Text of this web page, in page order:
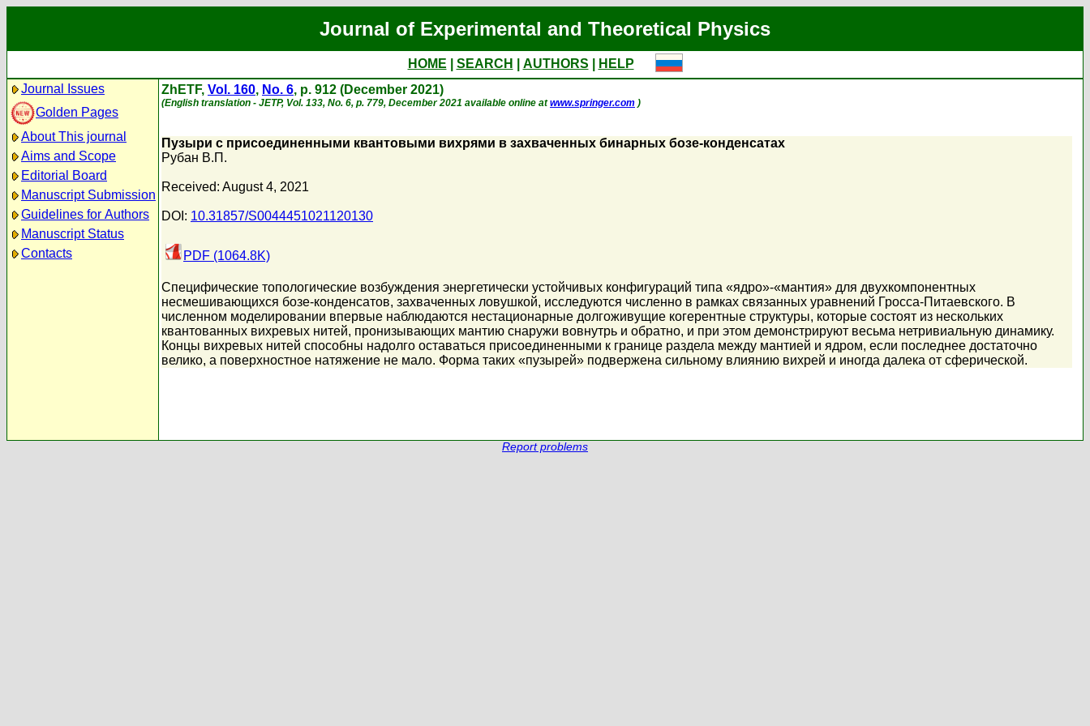
Journal of Experimental and Theoretical Physics
HOME SEARCH AUTHORS
HELP
Journal Issues
Golden Pages
About This journal
Aims and Scope
Editorial Board
Manuscript Submission
Guidelines for Authors
Manuscript Status
Contacts
ZhETF, Vol. 160, No. 6, p. 912 (December 2021)
(English translation - JETP, Vol. 133, No. 6, p. 779, December 2021 available online atwww.springer.com )
Пузыри с присоединенными квантовыми вихрями в захваченных бинарных бозе-конденсатах
Рубан В.П.
Received: August 4, 2021
DOI: 10.31857/S0044451021120130
PDF (1064.8K)
Специфические топологические возбуждения энергетически устойчивых конфигураций типа «ядро»-«мантия» для двухкомпонентных
несмешивающихся бозе-конденсатов, захваченных ловушкой, исследуются численно в рамках связанных уравнений Гросса-Питаевского. В
численном моделировании впервые наблюдаются нестационарные долгоживущие когерентные структуры, которые состоят из нескольких
квантованных вихревых нитей, пронизывающих мантию снаружи вовнутрь и обратно, и при этом демонстрируют весьма нетривиальную динамику.
Концы вихревых нитей способны надолго оставаться присоединенными к границе раздела между мантией и ядром, если последнее достаточно
велико, а поверхностное натяжение не мало. Форма таких «пузырей» подвержена сильному влиянию вихрей и иногда далека от сферической.
Report problems